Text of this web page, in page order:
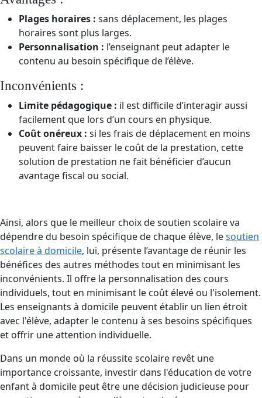
Plages horaires : sans déplacement, les plages
horaires sont plus larges.
Personnalisation : l’enseignant peut adapter le
contenu au besoin spécifique de l’élève.
Inconvénients :
Limite pédagogique : il est difficile d’interagir aussi
facilement que lors d’un cours en physique.
Coût onéreux : si les frais de déplacement en moins
peuvent faire baisser le coût de la prestation, cette
solution de prestation ne fait bénéficier d’aucun
avantage fiscal ou social.
Ainsi, alors que le meilleur choix de soutien scolaire va
dépendre du besoin spécifique de chaque élève, lesoutien
scolaire à domicile, lui, présente l’avantage de réunir les
bénéfices des autres méthodes tout en minimisant les
inconvénients. Il offre la personnalisation des cours
individuels, tout en minimisant le coût élevé ou l'isolement.
Les enseignants à domicile peuvent établir un lien étroit
avec l'élève, adapter le contenu à ses besoins spécifiques
et offrir une attention individuelle.
Dans un monde où la réussite scolaire revêt une
importance croissante, investir dans l'éducation de votre
enfant à domicile peut être une décision judicieuse pour